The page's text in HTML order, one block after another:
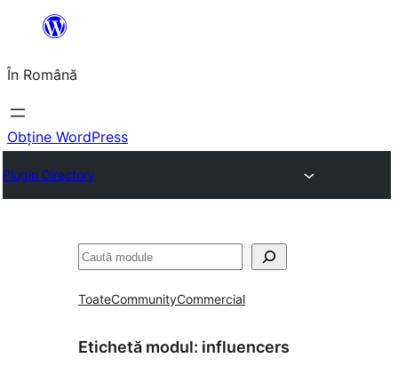
conținut
În Română
Obține WordPress
Plugin Directory
Caută
ToateCommunityCommercial
Etichetă modul: influencers